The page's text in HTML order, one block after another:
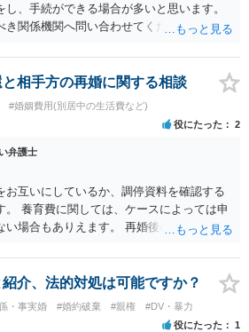
、手続ができる場合が多いと思います。
き関係機関へ問い合わせてください。
相手方の再婚に関する相談
#婚姻費用(別居中の生活費など)
役にたった 2
弁護士
お互いにしているか、調停資料を確認する
。 養育費に関しては、ケースによっては申
い場合もありえます。 再婚後の相手方の行
があればそちらについても確認する必要が
場での回答よりも個別に弁護士にご相談さ
介、法的対処は可能ですか？
・事実婚 #婚約破棄 #親権 #DV・暴力
役にたった 1